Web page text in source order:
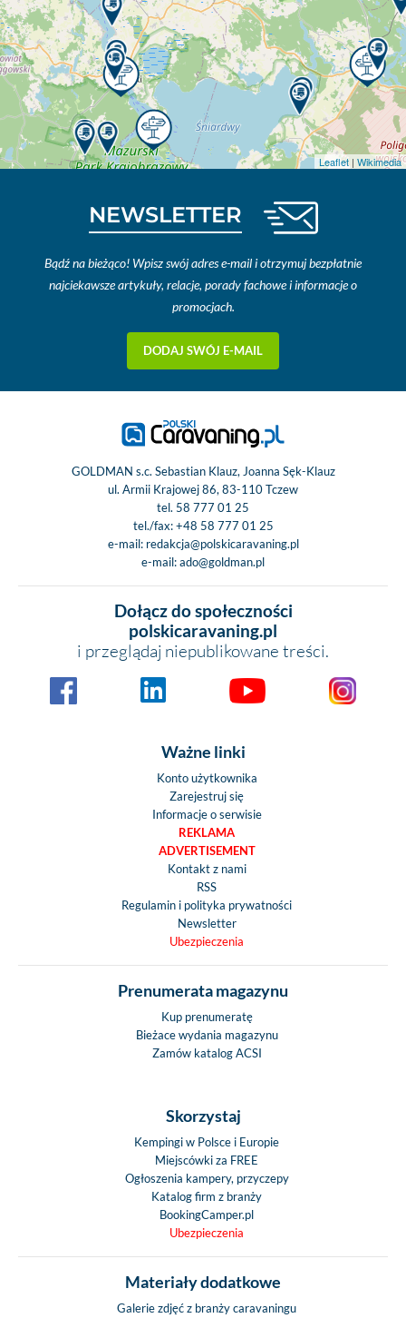
Leaflet | Wikimedia
NEWSLETTER
Bądź na bieżąco! Wpisz swój adres e-mail i otrzymuj bezpłatnie
najciekawsze artykuły, relacje, porady fachowe i informacje o
promocjach.
DODAJ SWÓJ E-MAIL
GOLDMAN s.c. Sebastian Klauz, Joanna Sęk-Klauz
ul. Armii Krajowej 86, 83-110 Tczew
tel. 58 777 01 25
tel./fax:+48 58 777 01 25
e-mail: redakcja@polskicaravaning.pl
e-mail:ado@goldman.pl
Dołącz do społeczności
polskicaravaning.pl
i przeglądaj niepublikowane treści.
Ważne linki
Konto użytkownika
Zarejestruj się
Informacje o serwisie
REKLAMA
ADVERTISEMENT
Kontakt z nami
RSS
Regulamin i polityka prywatności
Newsletter
Ubezpieczenia
Prenumerata magazynu
Kup prenumeratę
Bieżace wydania magazynu
Zamów katalog ACSI
Skorzystaj
Kempingi w Polsce i Europie
Miejscówki za FREE
Ogłoszenia kampery, przyczepy
Katalog firm z branży
BookingCamper.pl
Ubezpieczenia
Materiały dodatkowe
Galerie zdjęć z branży caravaningu